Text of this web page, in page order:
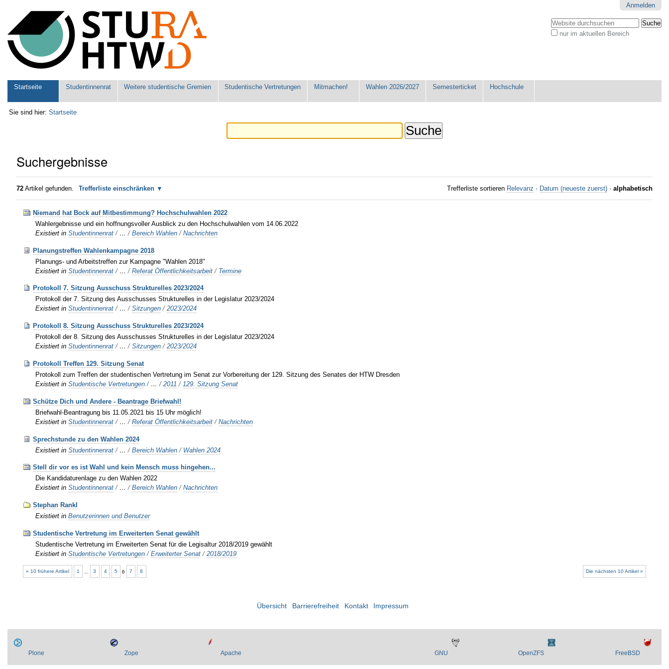
Werkzeuge
Anmelden
Website durchsuchen
nur im aktuellen Bereich
Sektionen
Startseite Studentinnenrat Weitere studentische Gremien Studentische Vertretungen Mitmachen! Wahlen 2026/2027 Semesterticket Hochschule
Sie sind hier: Startseite
Suchergebnisse
72 Artikel gefunden. Trefferliste einschränken Trefferliste sortieren Relevanz · Datum (neueste zuerst) · alphabetisch
Niemand hat Bock auf Mitbestimmung? Hochschulwahlen 2022
Wahlergebnisse und ein hoffnungsvoller Ausblick zu den Hochschulwahlen vom 14.06.2022
Existiert in Studentinnenrat / …/Bereich Wahlen /Nachrichten
Planungstreffen Wahlenkampagne 2018
Planungs- und Arbeitstreffen zur Kampagne "Wahlen 2018"
Existiert in Studentinnenrat / …/Referat Öffentlichkeitsarbeit / Termine
Protokoll 7. Sitzung Ausschuss Strukturelles 2023/2024
Protokoll der 7. Sitzung des Ausschusses Strukturelles in der Legislatur 2023/2024
Existiert in Studentinnenrat / …/Sitzungen /2023/2024
Protokoll 8. Sitzung Ausschuss Strukturelles 2023/2024
Protokoll der 8. Sitzung des Ausschusses Strukturelles in der Legislatur 2023/2024
Existiert in Studentinnenrat / …/Sitzungen /2023/2024
Protokoll Treffen 129. Sitzung Senat
Protokoll zum Treffen der studentischen Vertretung im Senat zur Vorbereitung der 129. Sitzung des Senates der HTW Dresden
Existiert in Studentische Vertretungen / …/2011 / 129. Sitzung Senat
Schütze Dich und Andere - Beantrage Briefwahl!
Briefwahl-Beantragung bis 11.05.2021 bis 15 Uhr möglich!
Existiert in Studentinnenrat / …/Referat Öffentlichkeitsarbeit /Nachrichten
Sprechstunde zu den Wahlen 2024
Existiert in Studentinnenrat / …/Bereich Wahlen / Wahlen 2024
Stell dir vor es ist Wahl und kein Mensch muss hingehen...
Die Kandidaturenlage zu den Wahlen 2022
Existiert in Studentinnenrat / …/Bereich Wahlen /Nachrichten
Stephan Rankl
Existiert in Benutzerinnen und Benutzer
Studentische Vertretung im Erweiterten Senat gewählt
Studentische Vertretung im Erweiterten Senat für die Legisaltur 2018/2019 gewählt
Existiert in Studentische Vertretungen /Erweiterter Senat /2018/2019
« 10 frühere Artikel Die nächsten 10 Artikel »
1 3 4 5 6 7 8
Übersicht Barrierefreiheit Kontakt Impressum
Plone Zope Apache GNU OpenZFS FreeBSD